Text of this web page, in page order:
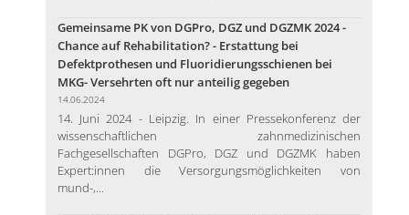
Gemeinsame PK von DGPro, DGZ und DGZMK 2024 -
Chance auf Rehabilitation? - Erstattung bei
Defektprothesen und Fluoridierungsschienen bei
MKG- Versehrten oft nur anteilig gegeben
14.06.2024
14. Juni 2024 - Leipzig. In einer Pressekonferenz der
wissenschaftlichen zahnmedizinischen
Fachgesellschaften DGPro, DGZ und DGZMK haben
Expert:innen die Versorgungsmöglichkeiten von
mund-,...